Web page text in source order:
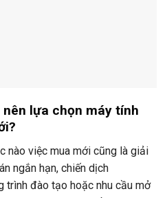
lựa chọn máy tính
nào việc mua mới cũng là giải
ngắn hạn, chiến dịch
trình đào tạo hoặc nhu cầu mở